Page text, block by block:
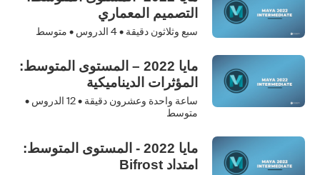
التصميم المعماري
سبع وثلاثون دقيقة •4 الدروس • متوسط
مايا 2022 – المستوى المتوسط:
المؤثرات الديناميكية
ساعة واحدة وعشرون دقيقة •12 الدروس •
متوسط
مايا 2022 - المستوى المتوسط:
امتداد Bifrost